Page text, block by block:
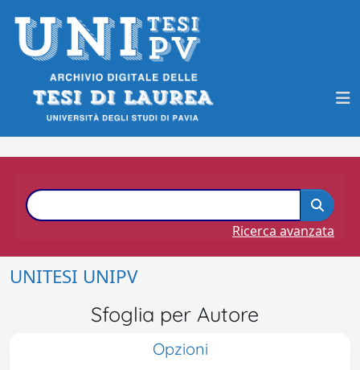
Ricerca avanzata
UNITESI UNIPV
Sfoglia per Autore
Opzioni